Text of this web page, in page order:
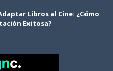
Libros al Cine: ¿Cómo
Exitosa?